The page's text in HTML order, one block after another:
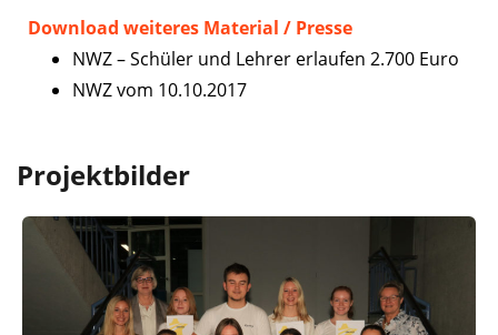
Download weiteres Material / Presse
NWZ – Schüler und Lehrer erlaufen 2.700 Euro
NWZ vom 10.10.2017
Projektbilder